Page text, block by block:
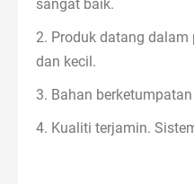
sangat baik.
2. Produk datang
dan kecil.
3. Bahan
4. Kualiti terjamin.